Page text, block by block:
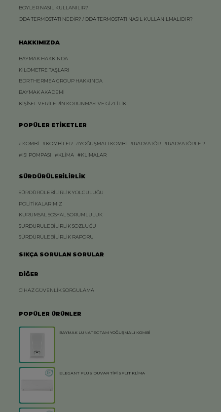
BOYLER NASIL KULLANILIR?
ODA TERMOSTATI NEDİR? / ODA TERMOSTATI NASIL KULLANILMALIDIR?
HAKKIMIZDA
BAYMAK HAKKINDA
KİLOMETRE TAŞLARI
BDR THERMEA GROUP HAKKINDA
BAYMAK AKADEMİ
KİŞİSEL VERİLERİN KORUNMASI VE GİZLİLİK
POPÜLER ETİKETLER
#KOMBİ #KOMBİLER #YOĞUŞMALI KOMBİ #RADYATÖR #RADYATÖRLER
#ISI POMPASI #KLİMA #KLİMALAR
SÜRDÜRÜLEBİLİRLİK
SÜRDÜRÜLEBİLİRLİK YOLCULUĞU
POLİTİKALARIMIZ
KURUMSAL SOSYAL SORUMLULUK
SÜRDÜRÜLEBİLİRLİK SÖZLÜĞÜ
SÜRDÜRÜLEBİLİRLİK RAPORU
SIKÇA SORULAN SORULAR
DİĞER
CİHAZ GÜVENLİK SORGULAMA
POPÜLER ÜRÜNLER
BAYMAK LUNATEC TAM YOĞUŞMALI KOMBİ
ELEGANT PLUS DUVAR TİPİ SPLIT KLİMA